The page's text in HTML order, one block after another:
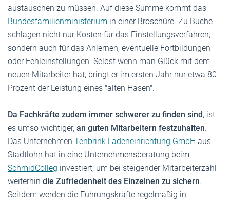
austauschen zu müssen. Auf diese Summe kommt das
Bundesfamilienministerium in einer Broschüre. Zu Buche
schlagen nicht nur Kosten für das Einstellungsverfahren,
sondern auch für das Anlernen, eventuelle Fortbildungen
oder Fehleinstellungen. Selbst wenn man Glück mit dem
neuen Mitarbeiter hat, bringt er im ersten Jahr nur etwa 80
Prozent der Leistung eines "alten Hasen".
Da Fachkräfte zudem immer schwerer zu finden sind, ist
es umso wichtiger, an guten Mitarbeitern festzuhalten.
Das Unternehmen Tenbrink Ladeneinrichtung GmbH aus
Stadtlohn hat in eine Unternehmensberatung beim
SchmidColleg investiert, um bei steigender Mitarbeiterzahl
weiterhin die Zufriedenheit des Einzelnen zu sichern.
Seitdem werden die Führungskräfte regelmäßig in